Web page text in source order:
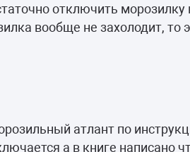
отключить
вообще не захолодит, то
атлант по
а в книге написано